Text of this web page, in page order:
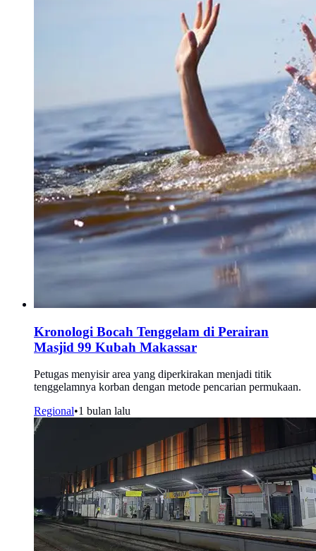
Kronologi Bocah Tenggelam di Perairan
Masjid 99 Kubah Makassar
Petugas menyisir area yang diperkirakan menjadi titik
tenggelamnya korban dengan metode pencarian permukaan.
Regional•1 bulan lalu